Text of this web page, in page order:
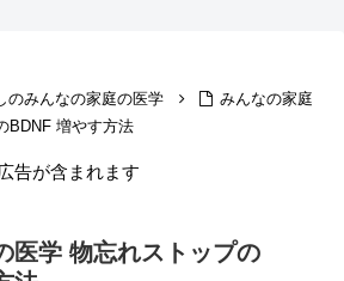
のみんなの家庭の医学
みんなの家庭
BDNF 増やす方法
告が含まれます
医学 物忘れストップの